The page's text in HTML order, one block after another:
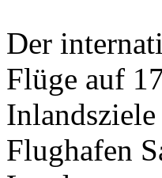
Der
Flüge auf
Flughafen